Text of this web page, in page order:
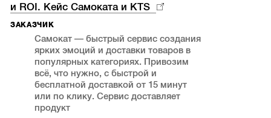
и ROI. Кейс Самоката и KTS
ЗАКАЗЧИК
Самокат — быстрый сервис создания
ярких эмоций и доставки товаров в
популярных категориях. Привозим
всё, что нужно, с быстрой и
бесплатной доставкой от 15 минут
или по клику. Сервис доставляет
продукт